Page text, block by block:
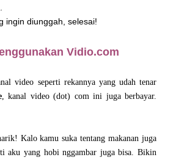
ingin diunggah, selesai!
Vidio.com
video seperti rekannya yang udah tenar
, kanal video (dot) com ini juga berbayar.
Kalo kamu suka tentang makanan juga
aku yang hobi nggambar juga bisa. Bikin